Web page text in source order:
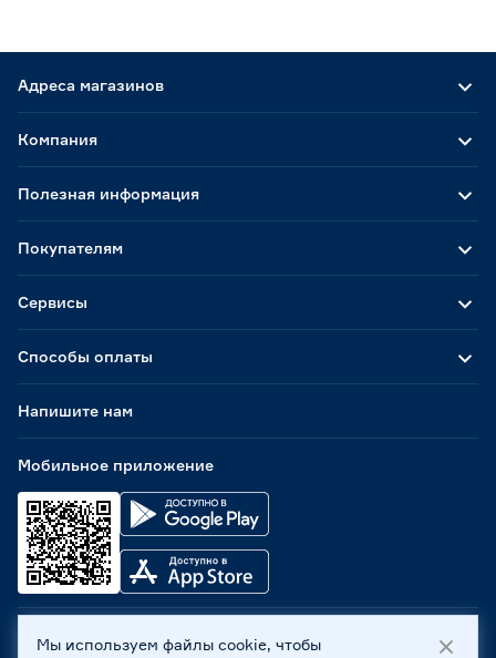
Адреса магазинов
Способы оплаты
Мобильное приложение
Компания
Полезная информация
Покупателям
Сервисы
Напишите нам
ООО «Бауцентр Рус» 2004 -2026, 236029, г. Калининград,
Мы используем файлы cookie, чтобы